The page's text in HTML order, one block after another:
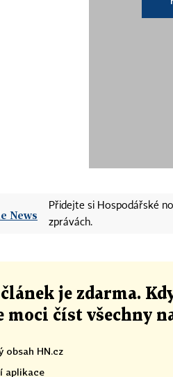
Přidejte si Hospodářské
zprávách.
je zdarma.
moci číst všechny
obsah HN.cz
aplikace